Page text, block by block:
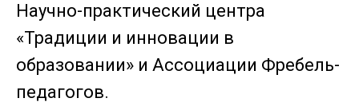
Научно-практический центра
«Традиции и инновации в
образовании» и Ассоциации Фребель-
педагогов.